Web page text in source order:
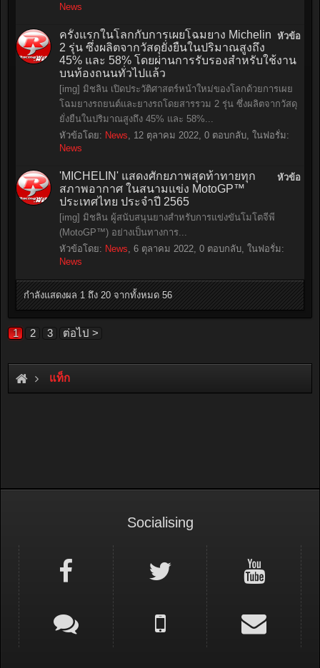
News
หัวข้อ
ครั้งแรกในโลกกับการเผยโฉมยาง Michelin
2 รุ่น ซึ่งผลิตจากวัสดุยั่งยืนในปริมาณสูงถึง
45% และ 58% โดยผ่านการรับรองสำหรับใช้งาน
บนท้องถนนทั่วไปแล้ว
[img] มิชลิน เปิดประวัติศาสตร์หน้าใหม่ของโลกด้วยการเผย
โฉมยางรถยนต์และยางรถโดยสารรวม 2 รุ่น ซึ่งผลิตจากวัสดุ
ยั่งยืนในปริมาณสูงถึง 45% และ 58%...
หัวข้อโดย: News, 12 ตุลาคม 2022, 0 ตอบกลับ, ในฟอรั่ม:
News
หัวข้อ
'MICHELIN' แสดงศักยภาพสุดท้าทายทุก
สภาพอากาศ ในสนามแข่ง MotoGP™
ประเทศไทย ประจำปี 2565
[img] มิชลิน ผู้สนับสนุนยางสำหรับการแข่งขันโมโตจีพี
(MotoGP™) อย่างเป็นทางการ...
หัวข้อโดย: News, 6 ตุลาคม 2022, 0 ตอบกลับ, ในฟอรั่ม:
News
กำลังแสดงผล 1 ถึง 20 จากทั้งหมด 56
1 2 3 ต่อไป >
แท็ก
Socialising